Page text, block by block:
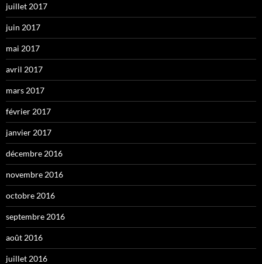
juillet 2017
juin 2017
mai 2017
avril 2017
mars 2017
février 2017
janvier 2017
décembre 2016
novembre 2016
octobre 2016
septembre 2016
août 2016
juillet 2016